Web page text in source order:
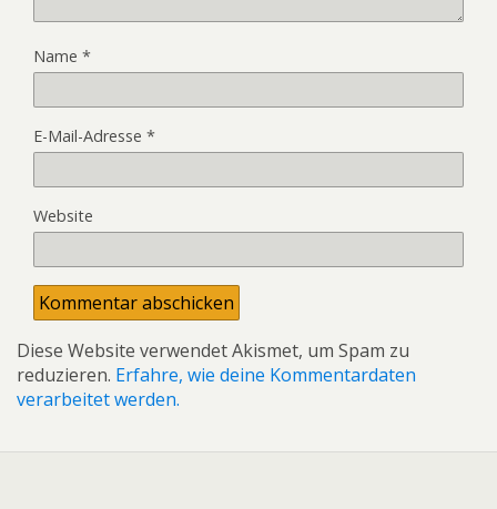
Name *
E-Mail-Adresse *
Website
Diese Website verwendet Akismet, um Spam zu
reduzieren. Erfahre, wie deine Kommentardaten
verarbeitet werden.